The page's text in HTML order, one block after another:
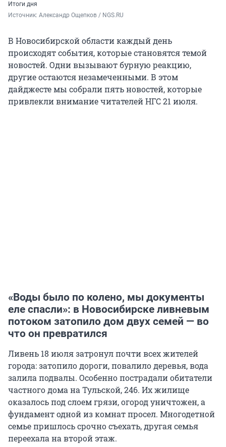
Итоги дня
Источник: Александр Ощепков / NGS.RU
В Новосибирской области каждый день
происходят события, которые становятся темой
новостей. Одни вызывают бурную реакцию,
другие остаются незамеченными. В этом
дайджесте мы собрали пять новостей, которые
привлекли внимание читателей НГС 21 июля.
«Воды было по колено, мы документы
еле спасли»: в Новосибирске ливневым
потоком затопило дом двух семей — во
что он превратился
Ливень 18 июля затронул почти всех жителей
города: затопило дороги, повалило деревья, вода
залила подвалы. Особенно пострадали обитатели
частного дома на Тульской, 246. Их жилище
оказалось под слоем грязи, огород уничтожен, а
фундамент одной из комнат просел. Многодетной
семье пришлось срочно съехать, другая семья
переехала на второй этаж.